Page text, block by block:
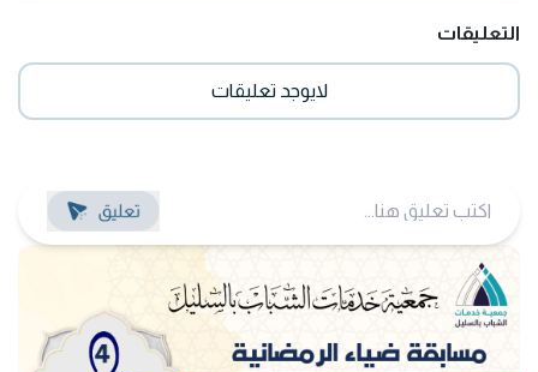
التعليقات
لايوجد تعليقات